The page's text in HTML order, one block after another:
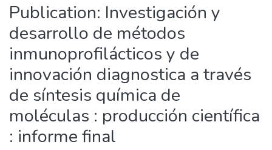
Publication: Investigación y
desarrollo de métodos
inmunoprofilácticos y de
innovación diagnostica a través
de síntesis química de
moléculas : producción científica
: informe final